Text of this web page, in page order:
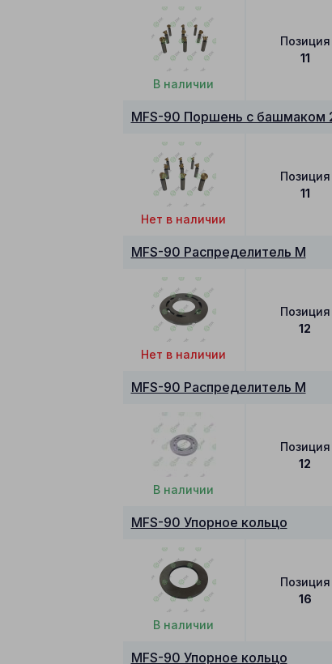
В наличии
Позиция
11
MFS-90 Поршень с башмаком
Нет в наличии
Позиция
11
MFS-90 Распределитель M
Нет в наличии
Позиция
12
MFS-90 Распределитель M
В наличии
Позиция
12
MFS-90 Упорное кольцо
В наличии
Позиция
16
MFS-90 Упорное кольцо